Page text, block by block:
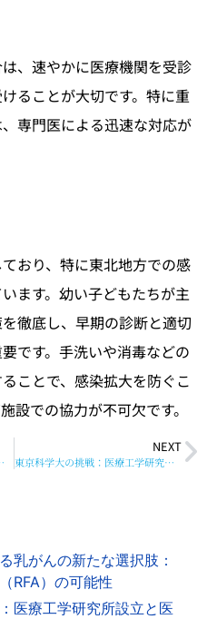
、速やかに医療機関を受診
ることが大切です。特に重
専門医による迅速な対応が
おり、特に東北地方での感
ます。幼い子どもたちが主
徹底し、早期の診断と適切
です。手洗いや消毒などの
ことで、感染拡大を防ぐこ
設での協力が不可欠です。
）について
NEXT
東京科学大の挑戦：医療工学研究所設立と医工連携の未来
乳がんの新たな選択肢：
RFA）の可能性
医療工学研究所設立と医